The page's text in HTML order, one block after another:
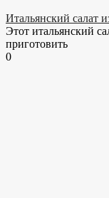
Итальянский салат
Этот итальянский
приготовить
0